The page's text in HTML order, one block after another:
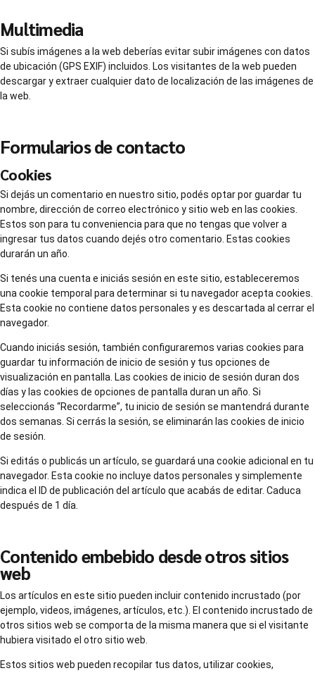
Multimedia
Si subís imágenes a la web deberías evitar subir imágenes con datos
de ubicación (GPS EXIF) incluidos. Los visitantes de la web pueden
descargar y extraer cualquier dato de localización de las imágenes de
la web.
Formularios de contacto
Cookies
Si dejás un comentario en nuestro sitio, podés optar por guardar tu
nombre, dirección de correo electrónico y sitio web en las cookies.
Estos son para tu conveniencia para que no tengas que volver a
ingresar tus datos cuando dejés otro comentario. Estas cookies
durarán un año.
Si tenés una cuenta e iniciás sesión en este sitio, estableceremos
una cookie temporal para determinar si tu navegador acepta cookies.
Esta cookie no contiene datos personales y es descartada al cerrar el
navegador.
Cuando iniciás sesión, también configuraremos varias cookies para
guardar tu información de inicio de sesión y tus opciones de
visualización en pantalla. Las cookies de inicio de sesión duran dos
días y las cookies de opciones de pantalla duran un año. Si
seleccionás “Recordarme”, tu inicio de sesión se mantendrá durante
dos semanas. Si cerrás la sesión, se eliminarán las cookies de inicio
de sesión.
Si editás o publicás un artículo, se guardará una cookie adicional en tu
navegador. Esta cookie no incluye datos personales y simplemente
indica el ID de publicación del artículo que acabás de editar. Caduca
después de 1 día.
Contenido embebido desde otros sitios
web
Los artículos en este sitio pueden incluir contenido incrustado (por
ejemplo, videos, imágenes, artículos, etc.). El contenido incrustado de
otros sitios web se comporta de la misma manera que si el visitante
hubiera visitado el otro sitio web.
Estos sitios web pueden recopilar tus datos, utilizar cookies,